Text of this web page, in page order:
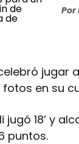
Por
jugar
en su
jugó 18’ y
puntos.